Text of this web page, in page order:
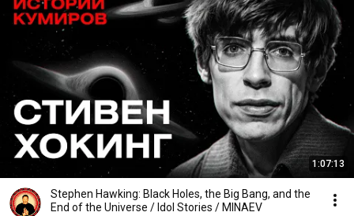
1:07:13
Stephen Hawking: Black Holes, the Big Bang, and the
End of the Universe / Idol Stories / MINAEV